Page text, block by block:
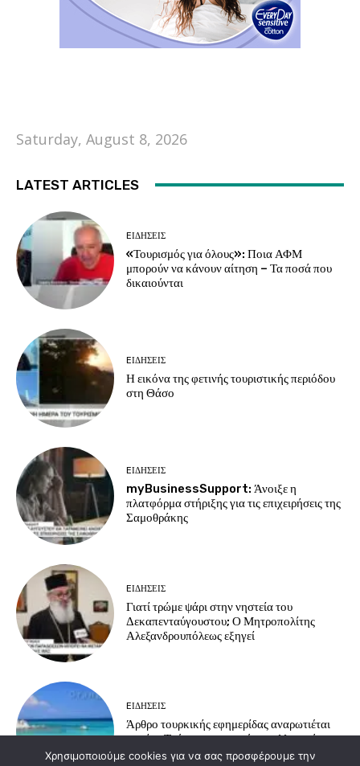
Saturday, August 8, 2026
LATEST ARTICLES
EΙΔΗΣΕΙΣ
«Τουρισμός για όλους»: Ποια ΑΦΜ
μπορούν να κάνουν αίτηση – Τα ποσά που
δικαιούνται
EΙΔΗΣΕΙΣ
Η εικόνα της φετινής τουριστικής περιόδου
στη Θάσο
EΙΔΗΣΕΙΣ
myBusinessSupport: Άνοιξε η
πλατφόρμα στήριξης για τις επιχειρήσεις της
Σαμοθράκης
EΙΔΗΣΕΙΣ
Γιατί τρώμε ψάρι στην νηστεία του
Δεκαπενταύγουστου; Ο Μητροπολίτης
Αλεξανδρουπόλεως εξηγεί
EΙΔΗΣΕΙΣ
Άρθρο τουρκικής εφημερίδας αναρωτιέται
γιατί οι Τούρκοι προτιμούν τα ελληνικά
νησιά για διακοπές
Χρησιμοποιούμε cookies για να σας προσφέρουμε την